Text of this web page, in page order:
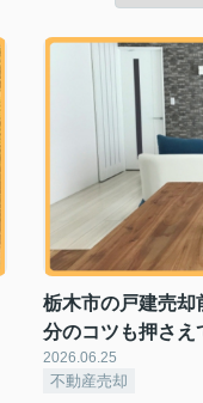
栃木市の戸建売却
分のコツも押さえ
2026.06.25
不動産売却